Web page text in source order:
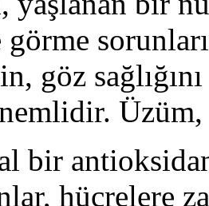
görme
göz
bir
hücrelere